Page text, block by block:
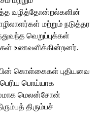
வழித்தோன்றல்களின்
மற்றும் நடுத்தர
வெறுப்புக்கள்
உணவளிக்கின்றனர்.
கொள்கைகள் புதியவை
பொய்யாக
மெலன்சோன்
திரும்பச்